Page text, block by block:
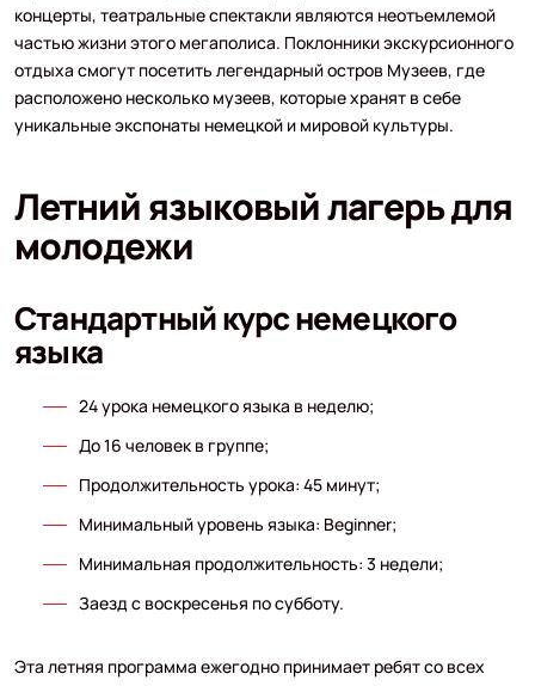
концерты, театральные спектакли являются неотъемлемой
частью жизни этого мегаполиса. Поклонники экскурсионного
отдыха смогут посетить легендарный остров Музеев, где
расположено несколько музеев, которые хранят в себе
уникальные экспонаты немецкой и мировой культуры.
Летний языковый лагерь для
молодежи
Стандартный курс немецкого
языка
24 урока немецкого языка в неделю;
До 16 человек в группе;
Продолжительность урока: 45 минут;
Минимальный уровень языка: Beginner;
Минимальная продолжительность: 3 недели;
Заезд с воскресенья по субботу.
Эта летняя программа ежегодно принимает ребят со всех